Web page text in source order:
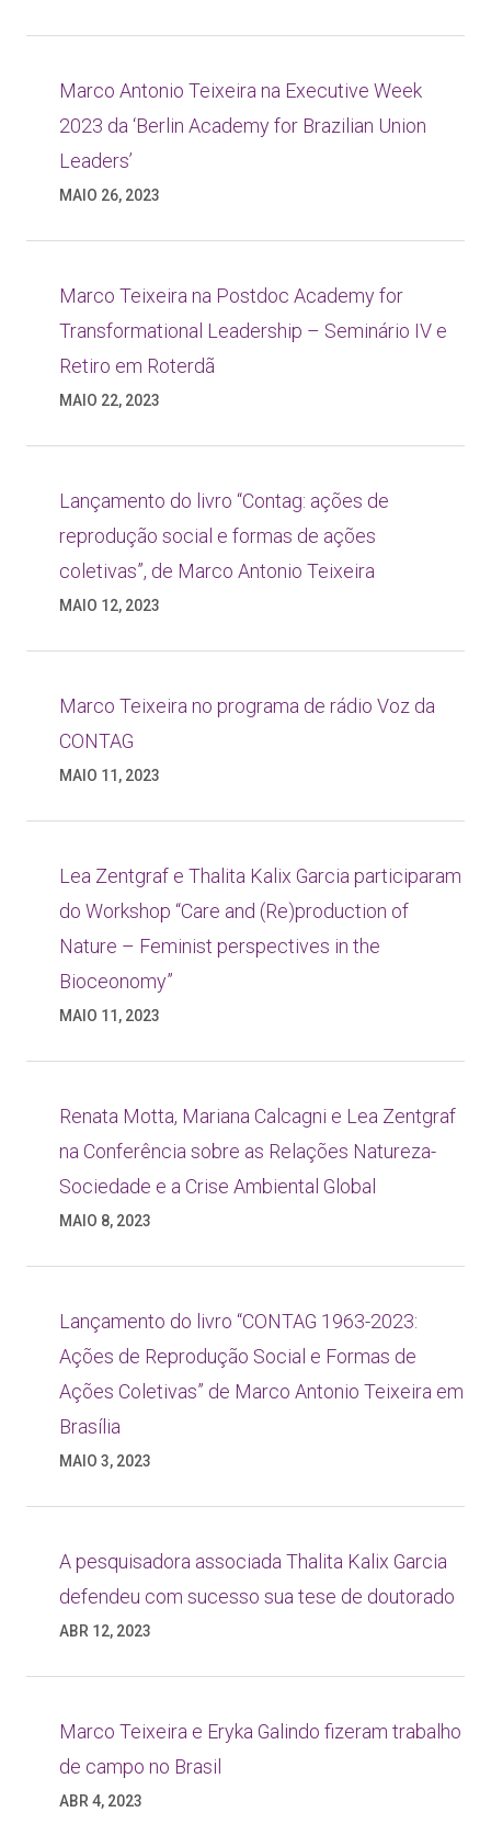
Marco Antonio Teixeira na Executive Week
2023 da ‘Berlin Academy for Brazilian Union
Leaders’
MAIO 26, 2023
Marco Teixeira na Postdoc Academy for
Transformational Leadership – Seminário IV e
Retiro em Roterdã
MAIO 22, 2023
Lançamento do livro “Contag: ações de
reprodução social e formas de ações
coletivas”, de Marco Antonio Teixeira
MAIO 12, 2023
Marco Teixeira no programa de rádio Voz da
CONTAG
MAIO 11, 2023
Lea Zentgraf e Thalita Kalix Garcia participaram
do Workshop “Care and (Re)production of
Nature – Feminist perspectives in the
Bioceonomy”
MAIO 11, 2023
Renata Motta, Mariana Calcagni e Lea Zentgraf
na Conferência sobre as Relações Natureza-
Sociedade e a Crise Ambiental Global
MAIO 8, 2023
Lançamento do livro “CONTAG 1963-2023:
Ações de Reprodução Social e Formas de
Ações Coletivas” de Marco Antonio Teixeira em
Brasília
MAIO 3, 2023
A pesquisadora associada Thalita Kalix Garcia
defendeu com sucesso sua tese de doutorado
ABR 12, 2023
Marco Teixeira e Eryka Galindo fizeram trabalho
de campo no Brasil
ABR 4, 2023